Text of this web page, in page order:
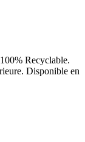
Recyclable.
Disponible en